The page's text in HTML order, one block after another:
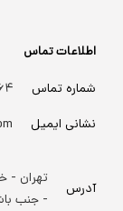
اطلاعات تماس
شماره تماس
نشانی ایمیل
آدرس
تهران -
- جنب